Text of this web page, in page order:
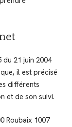
du 21 juin 2004
il est précisé
différents
et de son suivi.
Roubaix 1007